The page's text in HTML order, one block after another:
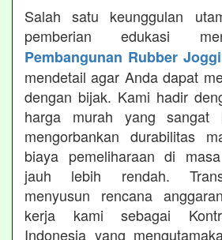
Salah satu keunggulan
pemberian edukasi
Pembangunan Rubber
mendetail agar Anda dapat
dengan bijak. Kami hadir
harga murah yang sangat
mengorbankan durabilitas
biaya pemeliharaan di
jauh lebih rendah.
menyusun rencana
kerja kami sebagai
Indonesia yang